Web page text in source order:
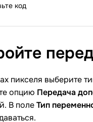
код
пикселя выберите
опцию Передача
В полеТип